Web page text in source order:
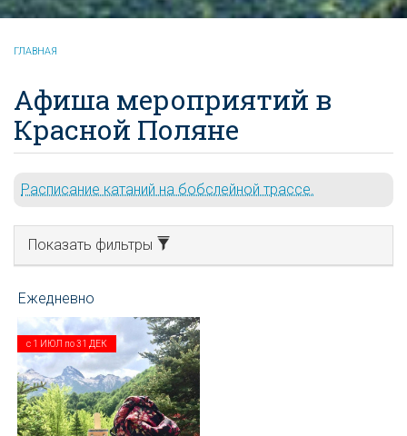
ГЛАВНАЯ
Афиша мероприятий в
Красной Поляне
Расписание катаний на бобслейной трассе.
Показать фильтры
с 1 ИЮЛ по31 ДЕК